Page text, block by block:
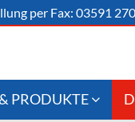
per Fax: 03591
PRODUKTE